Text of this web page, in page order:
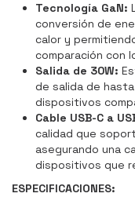
Tecnología GaN:
conversión de
calor y
comparación con
Salida de 30W:
de salida de
dispositivos
Cable USB-C a
calidad que
asegurando una
dispositivos que
ESPECIFICACIONES: